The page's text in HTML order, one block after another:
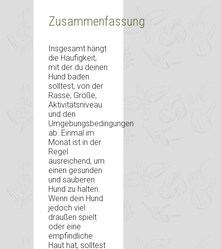
Zusammenfassung
Insgesamt hängt
die Häufigkeit,
mit der du deinen
Hund baden
solltest, von der
Rasse, Größe,
Aktivitätsniveau
und den
Umgebungsbedingungen
ab. Einmal im
Monat ist in der
Regel
ausreichend, um
einen gesunden
und sauberen
Hund zu halten.
Wenn dein Hund
jedoch viel
draußen spielt
oder eine
empfindliche
Haut hat, solltest